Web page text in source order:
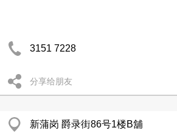
3151 7228
分享给朋友
新蒲岗 爵录街86号1楼B舖